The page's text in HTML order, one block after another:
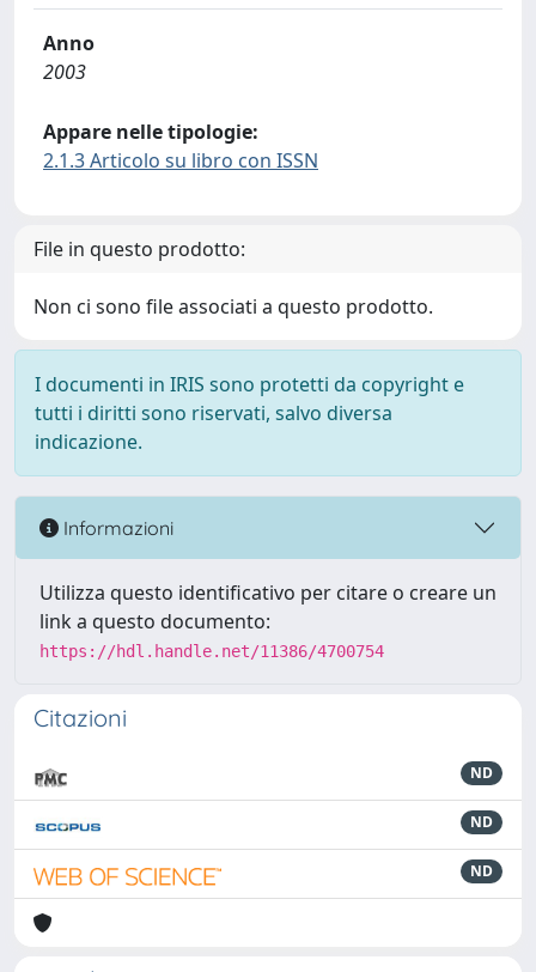
Anno
2003
Appare nelle tipologie:
2.1.3 Articolo su libro con ISSN
File in questo prodotto:
Non ci sono file associati a questo prodotto.
I documenti in IRIS sono protetti da copyright e
tutti i diritti sono riservati, salvo diversa
indicazione.
Informazioni
Utilizza questo identificativo per citare o creare un
link a questo documento:
https://hdl.handle.net/11386/4700754
Citazioni
ND
ND
ND